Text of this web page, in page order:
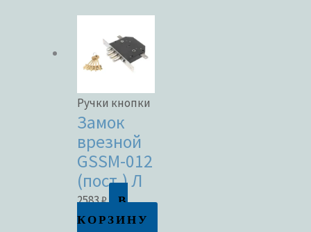
Ручки кнопки
Замок
врезной
GSSM-012
(пост.) Л
2583₽
В
КОРЗИНУ